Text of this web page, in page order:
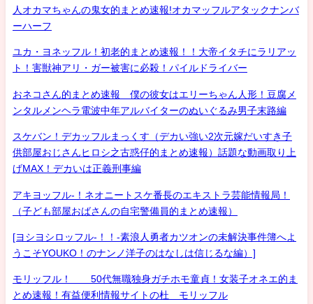
人オカマちゃんの鬼女的まとめ速報!オカマッフルアタックナンバ
ーハーフ
ユカ・ヨネッフル！初老的まとめ速報！！大帝イタチにラリアッ
ト！害獣神アリ・ガー被害に必殺！パイルドライバー
おネコさん的まとめ速報 僕の彼女はエリーちゃん人形！豆腐メ
ンタルメンヘラ電波中年アルバイターのぬいぐるみ男子末路編
スケバン！デカッフルまっくす（デカい強い2次元嫁だいすき子
供部屋おじさんヒロシ之古惑仔的まとめ速報）話題な動画取り上
げMAX！デカいは正義刑事編
アキヨッフル-！ネオニートスケ番長のエキストラ芸能情報局！
（子ども部屋おばさんの自宅警備員的まとめ速報）
[ヨシヨシロッフル-！！-素浪人勇者カツオンの未解決事件簿へよ
うこそYOUKO！のナンノ洋子のはなしは信じるな編）]
モリッフル！ 50代無職独身ガチホモ童貞！女装子オネエ的ま
とめ速報！有益便利情報サイトの杜 モリッフル